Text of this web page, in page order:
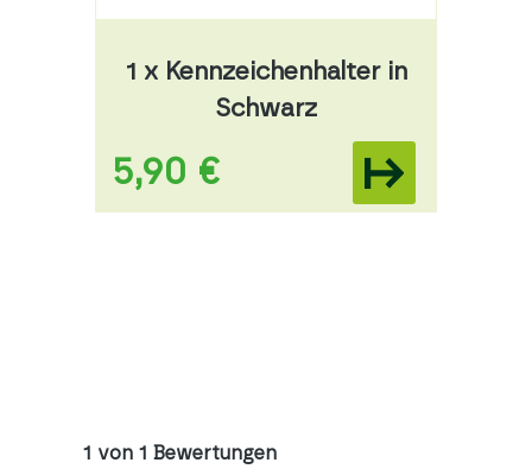
1 x Kennzeichenhalter in
Schwarz
5,90 €
1 von 1 Bewertungen